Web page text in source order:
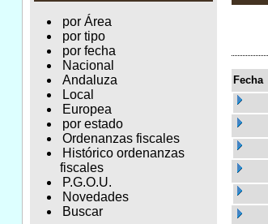
por Área
por tipo
por fecha
Nacional
Andaluza
Local
Europea
por estado
Ordenanzas fiscales
Histórico ordenanzas
fiscales
P.G.O.U.
Novedades
Buscar
Fecha